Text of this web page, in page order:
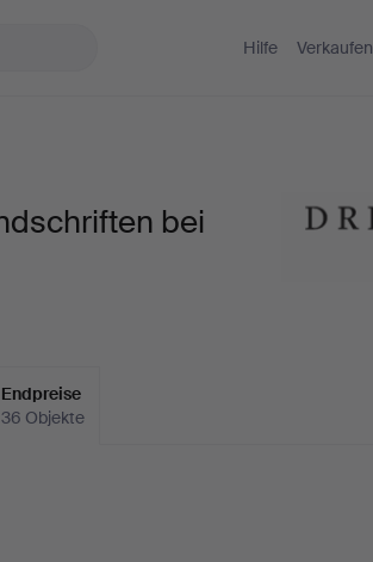
Hilfe Verkaufen
bei
Endpreise
36 Objekte